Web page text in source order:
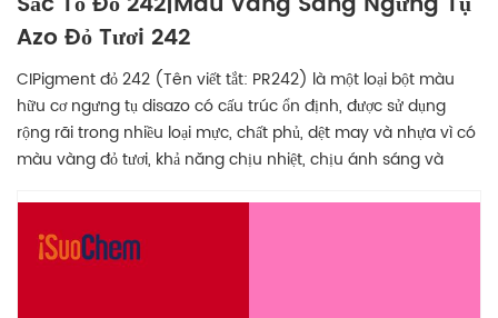
Azo Đỏ Tươi 242
CIPigment đỏ 242 (Tên viết tắt: PR242) là một loại bột màu
hữu cơ ngưng tụ disazo có cấu trúc ổn định, được sử dụng
rộng rãi trong nhiều loại mực, chất phủ, dệt may và nhựa vì có
màu vàng đỏ tươi, khả năng chịu nhiệt, chịu ánh sáng và